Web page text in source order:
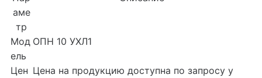
аме
тр
Мод
ель
ОПН 10 УХЛ1
Цен Цена на продукцию доступна по запросу у